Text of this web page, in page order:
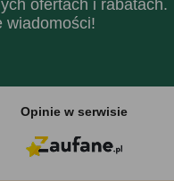
ofertach i rabatach.
wiadomości!
Opinie w serwisie